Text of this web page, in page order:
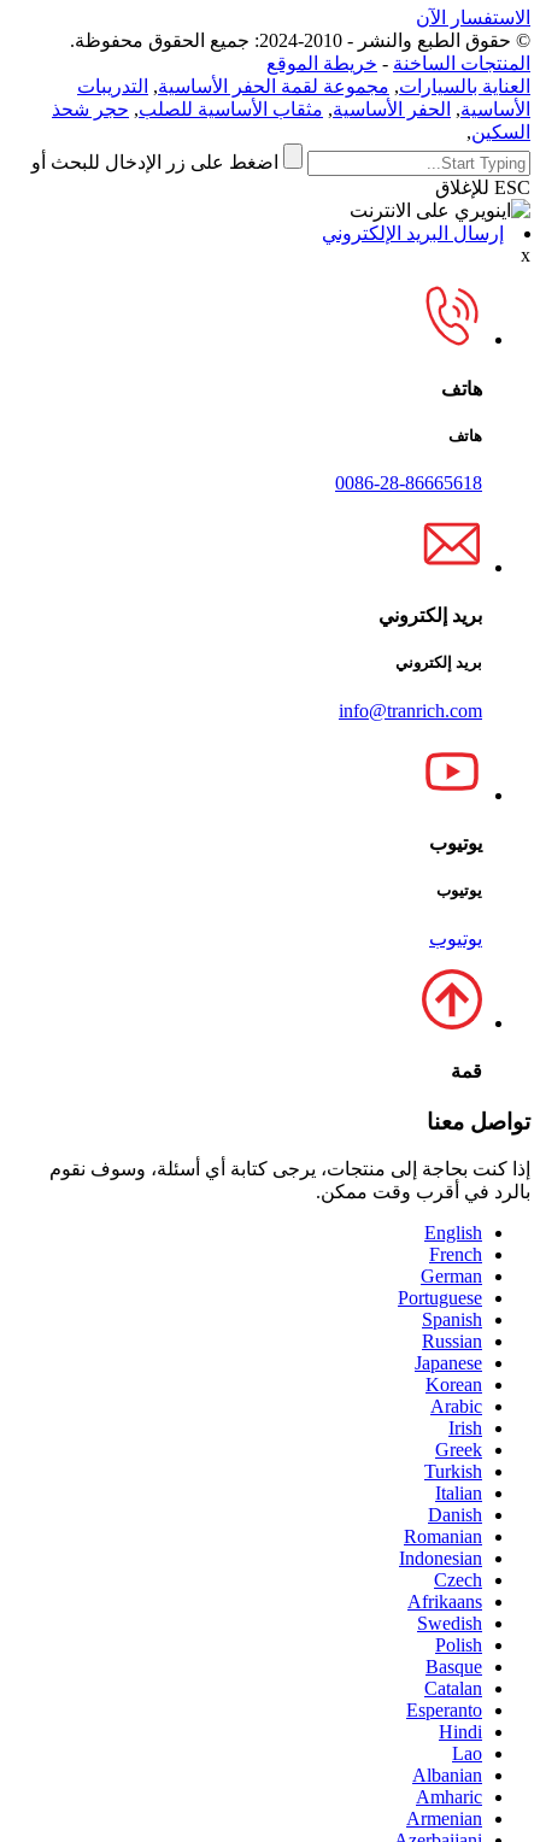
الاستفسار الآن
© حقوق الطبع والنشر - 2010-2024: جميع الحقوق محفوظة.
المنتجات الساخنة - خريطة الموقع
العناية بالسيارات, مجموعة لقمة الحفر الأساسية, التدريبات
الأساسية, الحفر الأساسية, مثقاب الأساسية للصلب, حجر شحذ
السكين,
اضغط على زر الإدخال للبحث أو
ESC للإغلاق
إرسال البريد الإلكتروني
x
هاتف
هاتف
0086-28-86665618
بريد إلكتروني
بريد إلكتروني
info@tranrich.com
يوتيوب
يوتيوب
يوتيوب
قمة
تواصل معنا
إذا كنت بحاجة إلى منتجات، يرجى كتابة أي أسئلة، وسوف نقوم
بالرد في أقرب وقت ممكن.
English
French
German
Portuguese
Spanish
Russian
Japanese
Korean
Arabic
Irish
Greek
Turkish
Italian
Danish
Romanian
Indonesian
Czech
Afrikaans
Swedish
Polish
Basque
Catalan
Esperanto
Hindi
Lao
Albanian
Amharic
Armenian